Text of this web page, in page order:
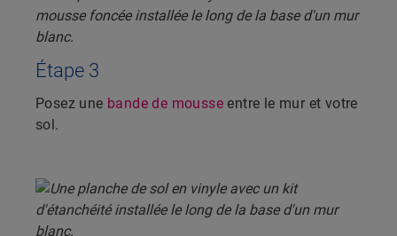
Étape 3
Posez une bande de mousse entre le mur et votre
sol.